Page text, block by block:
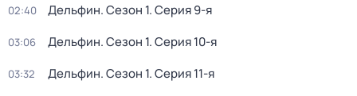
02:40 Дельфин. Сезон 1. Серия 9-я
03:06 Дельфин. Сезон 1. Серия 10-я
03:32 Дельфин. Сезон 1. Серия 11-я